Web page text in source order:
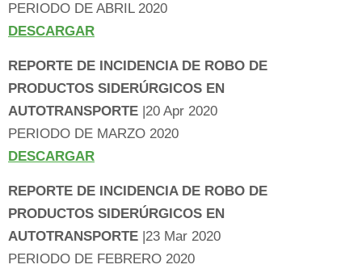
PERIODO DE ABRIL 2020
DESCARGAR
REPORTE DE INCIDENCIA DE ROBO DE
PRODUCTOS SIDERÚRGICOS EN
AUTOTRANSPORTE |20 Apr 2020
PERIODO DE MARZO 2020
DESCARGAR
REPORTE DE INCIDENCIA DE ROBO DE
PRODUCTOS SIDERÚRGICOS EN
AUTOTRANSPORTE |23 Mar 2020
PERIODO DE FEBRERO 2020